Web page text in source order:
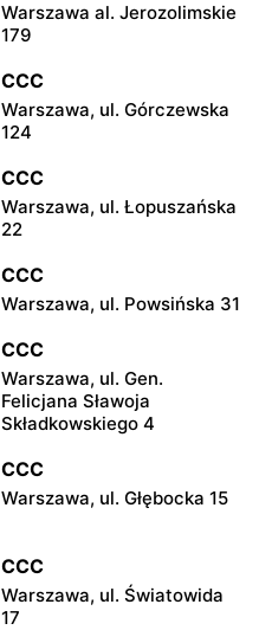
Warszawa al. Jerozolimskie
179
CCC
Warszawa, ul. Górczewska
124
CCC
Warszawa, ul. Łopuszańska
22
CCC
Warszawa, ul. Powsińska 31
CCC
Warszawa, ul. Gen.
Felicjana Sławoja
Składkowskiego 4
CCC
Warszawa, ul. Głębocka 15
CCC
Warszawa, ul. Światowida
17